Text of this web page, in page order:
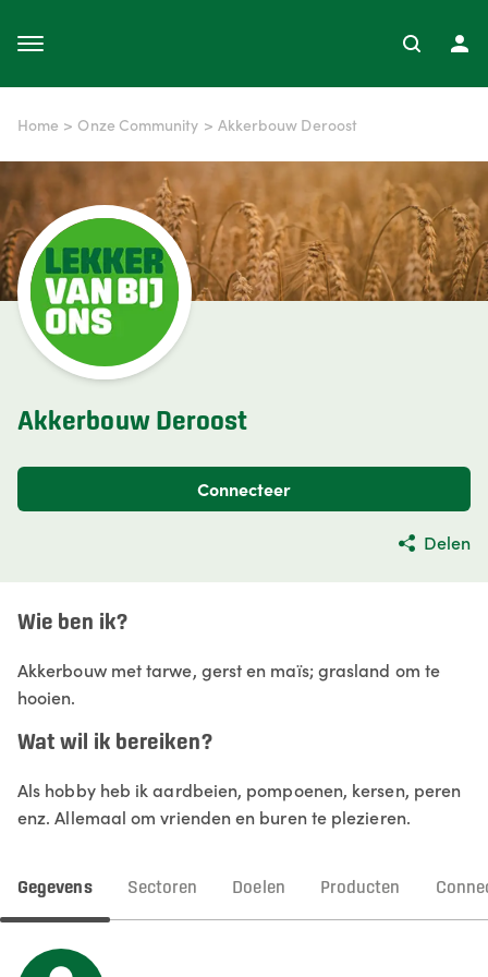
Home > Onze Community > Akkerbouw Deroost
Akkerbouw Deroost
Connecteer
Delen
Wie ben ik?
Akkerbouw met tarwe, gerst en maïs; grasland om te
hooien.
Wat wil ik bereiken?
Als hobby heb ik aardbeien, pompoenen, kersen, peren
enz. Allemaal om vrienden en buren te plezieren.
Gegevens Sectoren Doelen Producten